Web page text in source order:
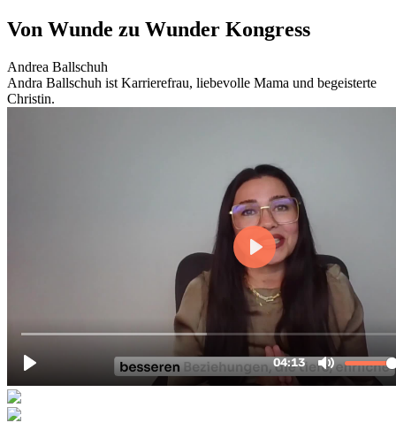
Zum
Inhalt
Von Wunde zu Wunder Kongress
Andrea Ballschuh
Andra Ballschuh ist Karrierefrau, liebevolle Mama und begeisterte
Christin.